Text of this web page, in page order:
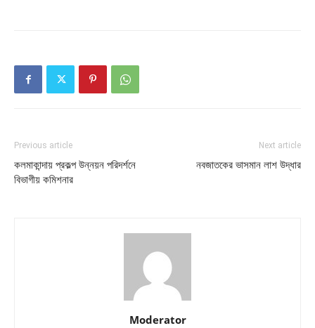
Previous article
কলমাকান্দায় প্রকল্প উন্নয়ন পরিদর্শনে
বিভাগীয় কমিশনার
Next article
নবজাতকের ভাসমান লাশ উদ্ধার
Moderator